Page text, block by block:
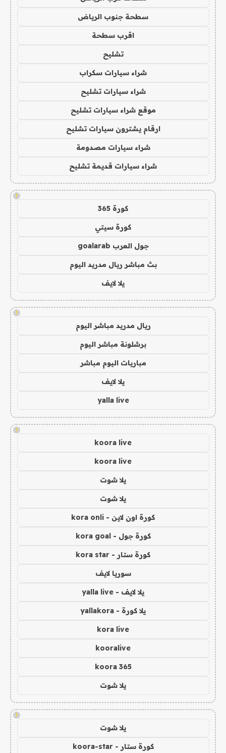
سطحة جنوب الرياض
اقرب سطحة
تشليح
شراء سيارات سكراب
شراء سيارات تشليح
موقع شراء سيارات تشليح
ارقام يشترون سيارات تشليح
شراء سيارات مصدومة
شراء سيارات قديمة تشليح
!
كورة 365
كورة سيتي
جول العرب goalarab
بث مباشر ريال مدريد اليوم
يلا لايف
!
ريال مدريد مباشر اليوم
برشلونة مباشر اليوم
مباريات اليوم مباشر
يلا لايف
yalla live
!
koora live
koora live
يلا شوت
يلا شوت
كورة اون لاين - kora onli
كورة جول - kora goal
كورة ستار - kora star
سوريا لايف
يلا لايف - yalla live
يلا كورة - yallakora
kora live
kooralive
koora 365
يلا شوت
!
يلا شوت
كورة ستار - koora-star